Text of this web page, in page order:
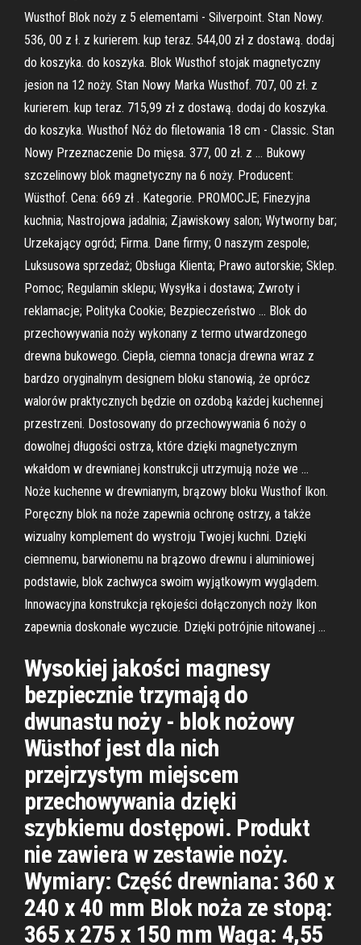
Wusthof Blok noży z 5 elementami - Silverpoint. Stan Nowy.
536, 00 z ł. z kurierem. kup teraz. 544,00 zł z dostawą. dodaj
do koszyka. do koszyka. Blok Wusthof stojak magnetyczny
jesion na 12 noży. Stan Nowy Marka Wusthof. 707, 00 zł. z
kurierem. kup teraz. 715,99 zł z dostawą. dodaj do koszyka.
do koszyka. Wusthof Nóż do filetowania 18 cm - Classic. Stan
Nowy Przeznaczenie Do mięsa. 377, 00 zł. z … Bukowy
szczelinowy blok magnetyczny na 6 noży. Producent:
Wüsthof. Cena: 669 zł . Kategorie. PROMOCJE; Finezyjna
kuchnia; Nastrojowa jadalnia; Zjawiskowy salon; Wytworny bar;
Urzekający ogród; Firma. Dane firmy; O naszym zespole;
Luksusowa sprzedaż; Obsługa Klienta; Prawo autorskie; Sklep.
Pomoc; Regulamin sklepu; Wysyłka i dostawa; Zwroty i
reklamacje; Polityka Cookie; Bezpieczeństwo … Blok do
przechowywania noży wykonany z termo utwardzonego
drewna bukowego. Ciepła, ciemna tonacja drewna wraz z
bardzo oryginalnym designem bloku stanowią, że oprócz
walorów praktycznych będzie on ozdobą każdej kuchennej
przestrzeni. Dostosowany do przechowywania 6 noży o
dowolnej długości ostrza, które dzięki magnetycznym
wkałdom w drewnianej konstrukcji utrzymują noże we …
Noże kuchenne w drewnianym, brązowy bloku Wusthof Ikon.
Poręczny blok na noże zapewnia ochronę ostrzy, a także
wizualny komplement do wystroju Twojej kuchni. Dzięki
ciemnemu, barwionemu na brązowo drewnu i aluminiowej
podstawie, blok zachwyca swoim wyjątkowym wyglądem.
Innowacyjna konstrukcja rękojeści dołączonych noży Ikon
zapewnia doskonałe wyczucie. Dzięki potrójnie nitowanej …
Wysokiej jakości magnesy
bezpiecznie trzymają do
dwunastu noży - blok nożowy
Wüsthof jest dla nich
przejrzystym miejscem
przechowywania dzięki
szybkiemu dostępowi. Produkt
nie zawiera w zestawie noży.
Wymiary: Część drewniana: 360 x
240 x 40 mm Blok noża ze stopą:
365 x 275 x 150 mm Waga: 4,55